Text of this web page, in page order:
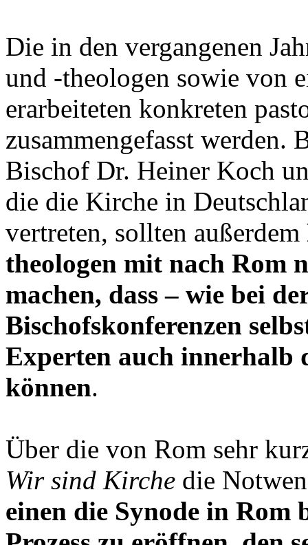
Die in den vergangenen
und -theologen sowie von
erarbeiteten konkreten
zusammengefasst werden.
Bischof Dr. Heiner Koch
die die Kirche in
vertreten, sollten außerdem
theologen mit nach Rom
machen, dass – wie bei
Bischofskonferenzen
Experten auch innerhalb
können.
Über die von Rom sehr
Wir sind Kirche die
einen die Synode in Rom